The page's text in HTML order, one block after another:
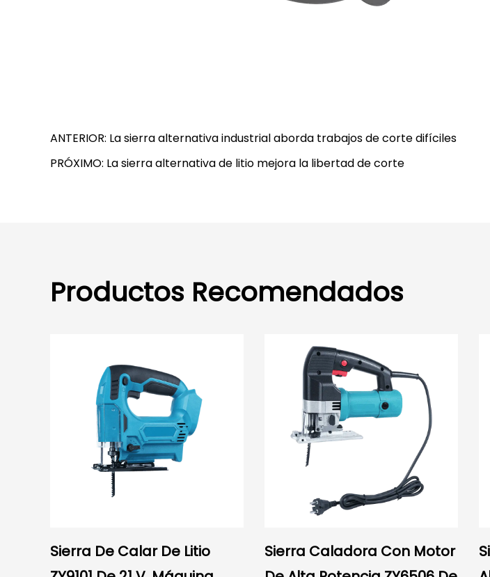
ANTERIOR: La sierra alternativa industrial aborda trabajos de corte difíciles
PRÓXIMO: La sierra alternativa de litio mejora la libertad de corte
Productos Recomendados
Sierra De Calar De Litio
Sierra Caladora Con Motor